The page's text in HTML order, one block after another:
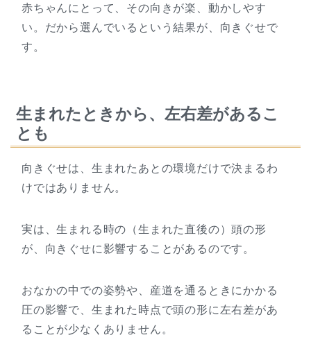
赤ちゃんにとって、その向きが楽、動かしやす
い。だから選んでいるという結果が、向きぐせで
す。
生まれたときから、左右差があるこ
とも
向きぐせは、生まれたあとの環境だけで決まるわ
けではありません。
実は、生まれる時の（生まれた直後の）頭の形
が、向きぐせに影響することがあるのです。
おなかの中での姿勢や、産道を通るときにかかる
圧の影響で、生まれた時点で頭の形に左右差があ
ることが少なくありません。